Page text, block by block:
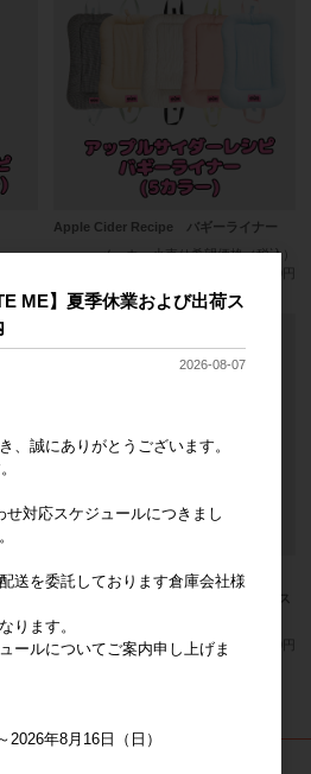
Apple Cider Recipe バギーライナー
メーカー小売り希望価格（税込）
5,200円
込）
5,100円
Apple Cider Recipe フラッフィーネス
ト
メーカー希望小売価格
7,900円
ME】夏季休業および出荷ス
2026-08-07
、誠にありがとうございます。
対応スケジュールにつきまし
送を委託しております倉庫会社様
ります。
ールについてご案内申し上げま
年8月16日（日）